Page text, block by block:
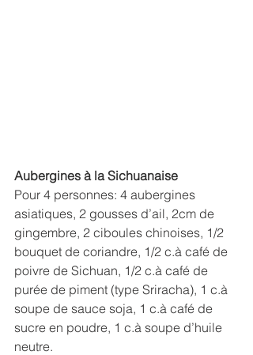
Aubergines à la Sichuanaise
Pour 4 personnes: 4 aubergines
asiatiques, 2 gousses d’ail, 2cm de
gingembre, 2 ciboules chinoises, 1/2
bouquet de coriandre, 1/2 c.à café de
poivre de Sichuan, 1/2 c.à café de
purée de piment (type Sriracha), 1 c.à
soupe de sauce soja, 1 c.à café de
sucre en poudre, 1 c.à soupe d’huile
neutre.